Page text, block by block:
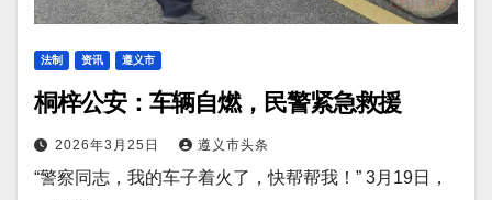
法制 资讯 遵义市
桐梓公安：车辆自燃，民警紧急救援
2026年3月25日 遵义市头条
“警察同志，我的车子着火了，快帮帮我！” 3月19日，